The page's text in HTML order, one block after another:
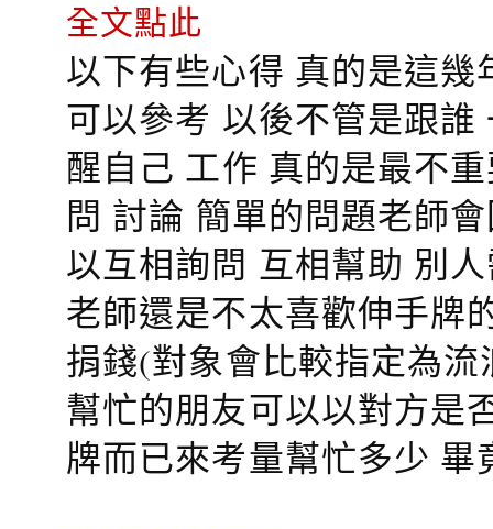
全文點此
以下有些心得 真的是這
可以參考 以後不管是跟
醒自己 工作 真的是最不
問 討論 簡單的問題老師
以互相詢問 互相幫助 別
老師還是不太喜歡伸手牌
捐錢(對象會比較指定為
幫忙的朋友可以以對方是
牌而已來考量幫忙多少